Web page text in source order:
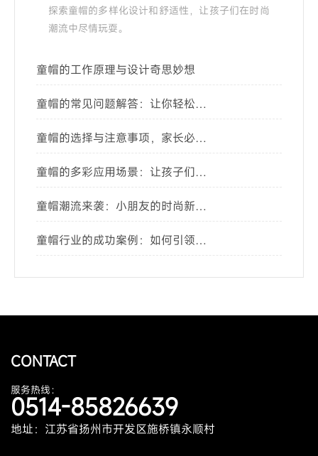
探索童帽的多样化设计和舒适性，让孩子们在时尚
潮流中尽情玩耍。
童帽的工作原理与设计奇思妙想
童帽的常见问题解答：让你轻松选
童帽的选择与注意事项，家长必
童帽的多彩应用场景：让孩子们的
童帽潮流来袭：小朋友的时尚新选
童帽行业的成功案例：如何引领市
CONTACT
服务热线：
0514-85826639
地址：江苏省扬州市开发区施桥镇永顺村